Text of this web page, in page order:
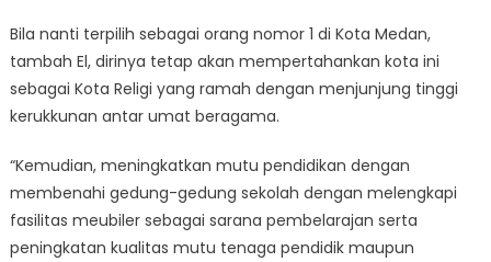
Bila nanti terpilih sebagai orang nomor 1 di Kota Medan,
tambah El, dirinya tetap akan mempertahankan kota ini
sebagai Kota Religi yang ramah dengan menjunjung tinggi
kerukkunan antar umat beragama.
“Kemudian, meningkatkan mutu pendidikan dengan
membenahi gedung-gedung sekolah dengan melengkapi
fasilitas meubiler sebagai sarana pembelarajan serta
peningkatan kualitas mutu tenaga pendidik maupun